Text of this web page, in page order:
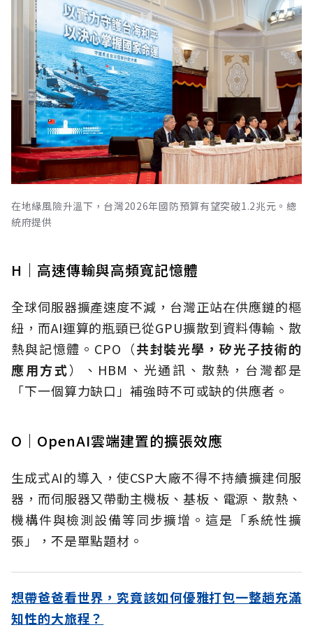
在地緣風險升溫下，台灣2026年國防預算有望突破1.2兆元。總
統府提供
H｜高速傳輸與高頻寬記憶體
全球伺服器擴產速度不減，台灣正站在供應鏈的樞
紐，而AI運算的瓶頸已從GPU擴散到資料傳輸、散
熱與記憶體。 CPO （共封裝光學，矽光子技術的
應用方式）、 HBM 、光通訊、散熱，台灣都是
「下一個算力缺口」補強時不可或缺的供應者。
O｜OpenAI雲端建置的擴張效應
生成式AI的導入，使CSP大廠不得不持續擴建伺服
器，而伺服器又帶動主機板、基板、電源、散熱、
機構件與檢測設備等同步擴增。這是「系統性擴
張」，不是單點題材。
想帶爸爸看世界，究竟該如何優雅打包一整趟充滿
知性的大旅程？